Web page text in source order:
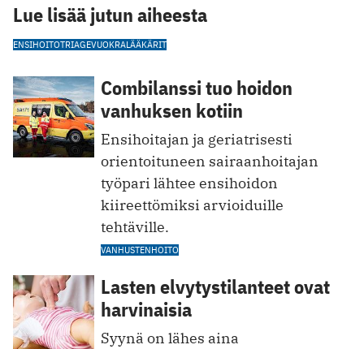
Lue lisää jutun aiheesta
ENSIHOITOTRIAGEVUOKRALÄÄKÄRIT
Combilanssi tuo hoidon
vanhuksen kotiin
Ensihoitajan ja geriatrisesti
orientoituneen sairaanhoitajan
työpari lähtee ensihoidon
kiireettömiksi arvioiduille
tehtäville.
VANHUSTENHOITO
Lasten elvytystilanteet ovat
harvinaisia
Syynä on lähes aina